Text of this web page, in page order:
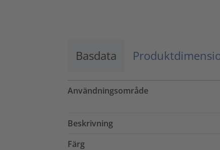
Basdata
Användningsområde
Beskrivning
Färg